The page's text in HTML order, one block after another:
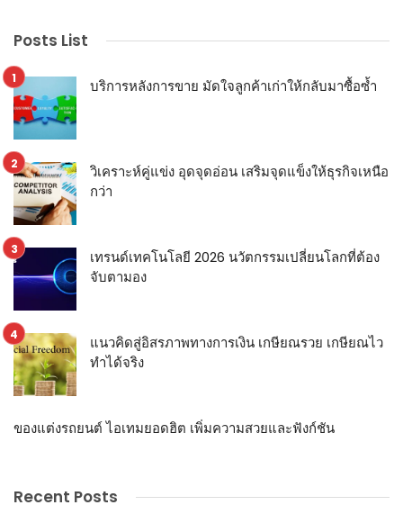
Posts List
บริการหลังการขาย มัดใจลูกค้าเก่าให้กลับมาซื้อซ้ำ
วิเคราะห์คู่แข่ง อุดจุดอ่อน เสริมจุดแข็งให้ธุรกิจเหนือ
กว่า
เทรนด์เทคโนโลยี 2026 นวัตกรรมเปลี่ยนโลกที่ต้อง
จับตามอง
แนวคิดสู่อิสรภาพทางการเงิน เกษียณรวย เกษียณไว
ทำได้จริง
ของแต่งรถยนต์ ไอเทมยอดฮิต เพิ่มความสวยและฟังก์ชัน
Recent Posts